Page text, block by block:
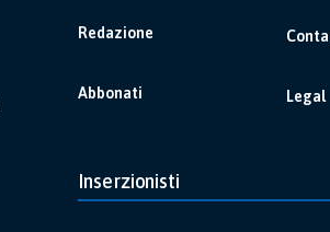
Redazione
Abbonati Legal
Inserzionisti